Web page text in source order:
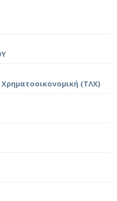
Χρηματοοικονομική (ΤΛΧ)